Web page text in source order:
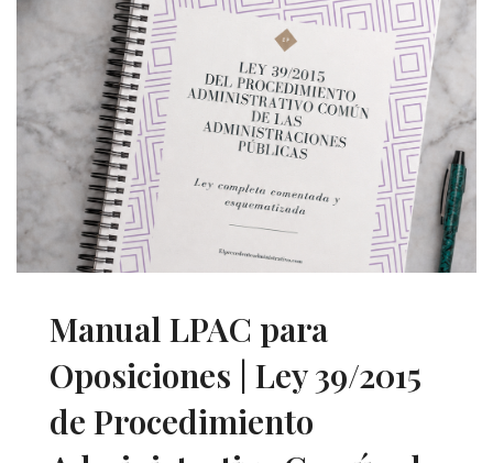
Manual LPAC para
Oposiciones | Ley 39/2015
de Procedimiento